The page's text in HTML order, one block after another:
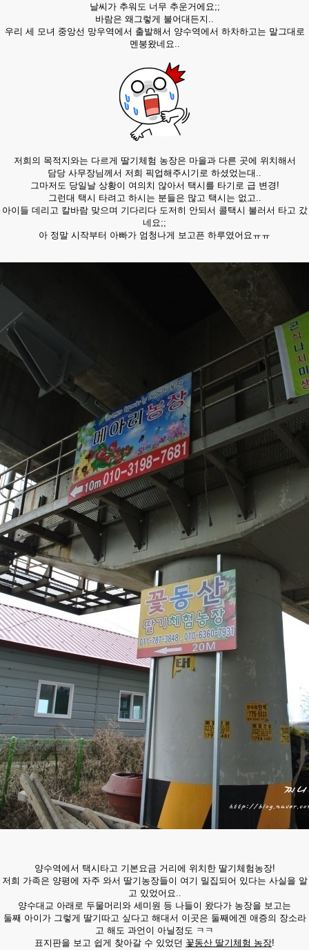
날씨가 추워도 너무 추운거에요;;
바람은 왜그렇게 불어대든지..
우리 세 모녀 중앙선 망우역에서 출발해서 양수역에서 하차하고는 말그대로
멘붕왔네요..
저희의 목적지와는 다르게 딸기체험 농장은 마을과 다른 곳에 위치해서
담당 사무장님께서 저희 픽업해주시기로 하셨었는대..
그마저도 당일날 상황이 여의치 않아서 택시를 타기로 급 변경!
그런대 택시 타려고 하시는 분들은 많고 택시는 없고..
아이들 데리고 칼바람 맞으며 기다리다 도저히 안되서 콜택시 불러서 타고 갔
네요;;
아 정말 시작부터 아빠가 엄청나게 보고픈 하루였어요ㅠㅠ
양수역에서 택시타고 기본요금 거리에 위치한 딸기체험농장!
저희 가족은 양평에 자주 와서 딸기농장들이 여기 밀집되어 있다는 사실을 알
고 있었어요..
양수대교 아래로 두물머리와 세미원 등 나들이 왔다가 농장을 보고는
둘째 아이가 그렇게 딸기따고 싶다고 해대서 이곳은 둘째에겐 애증의 장소라
고 해도 과언이 아닐정도 ㅋㅋ
표지판을 보고 쉽게 찾아갈 수 있었던 꽃동산 딸기체험 농장!